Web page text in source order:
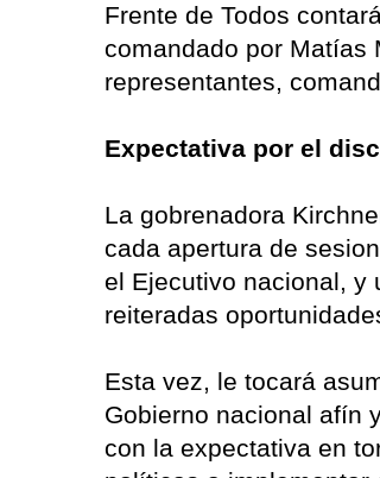
Frente de Todos
comandado por Matías
representantes,
Expectativa por el
La gobrenadora
cada apertura de
el Ejecutivo nacional, y
reiteradas
Esta vez, le tocará
Gobierno nacional afín
con la expectativa en